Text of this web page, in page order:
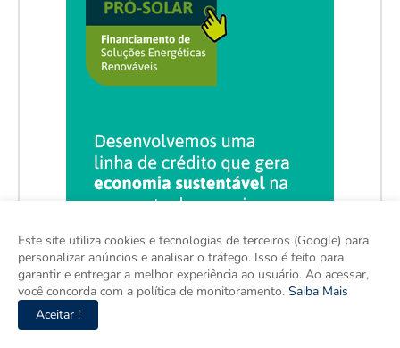
Este site utiliza cookies e tecnologias de terceiros (Google) para
personalizar anúncios e analisar o tráfego. Isso é feito para
garantir e entregar a melhor experiência ao usuário. Ao acessar,
você concorda com a política de monitoramento. Saiba Mais
Aceitar !